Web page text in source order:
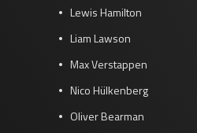
Lewis Hamilton
Liam Lawson
Max Verstappen
Nico Hülkenberg
Oliver Bearman